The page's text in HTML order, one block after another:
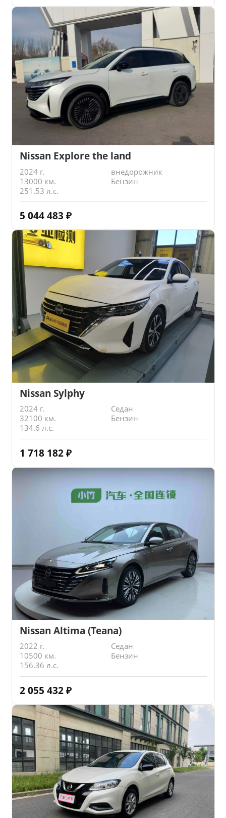
Nissan Explore the land
2024 г.
внедорожник
13000 км.
Бензин
251.53 л.с.
5 044 483 ₽
Nissan Sylphy
2024 г.
Седан
32100 км.
Бензин
134.6 л.с.
1 718 182 ₽
Nissan Altima (Teana)
2022 г.
Седан
10500 км.
Бензин
156.36 л.с.
2 055 432 ₽